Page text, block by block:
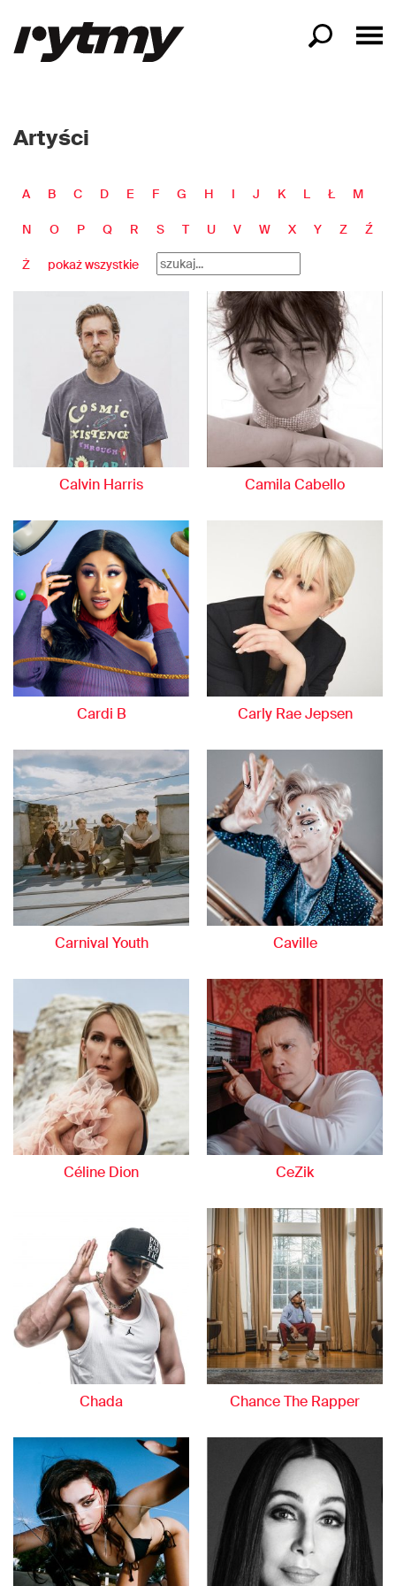
Artyści
A B C D E F G H I J K L Ł M
N O P Q R S T U V W X Y Z Ź
Ż pokaż wszystkie
Calvin Harris Camila Cabello
Cardi B Carly Rae Jepsen
Carnival Youth Caville
Céline Dion CeZik
Chada Chance The Rapper